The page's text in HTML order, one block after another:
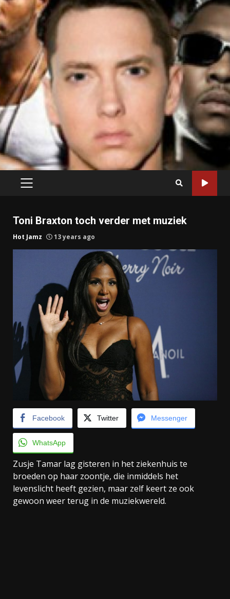
PRIMARY
Toni Braxton toch verder met muziek
Hot Jamz 13 years ago
Facebook Twitter Messenger
WhatsApp
Zusje Tamar lag gisteren in het ziekenhuis te
broeden op haar zoontje, die inmiddels het
levenslicht heeft gezien, maar zelf keert ze ook
gewoon weer terug in de muziekwereld.